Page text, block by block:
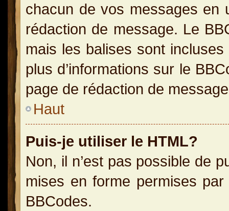
chacun de vos messages en
rédaction de message. Le
mais les balises sont
plus d’informations sur le
page de rédaction de
Haut
Puis-je utiliser le HTML?
Non, il n’est pas possible de
mises en forme permises
BBCodes.